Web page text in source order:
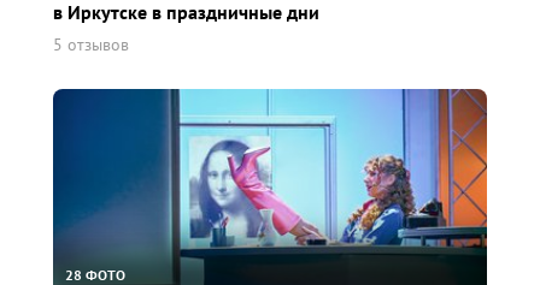
в Иркутске в праздничные дни
5 отзывов
28 ФОТО